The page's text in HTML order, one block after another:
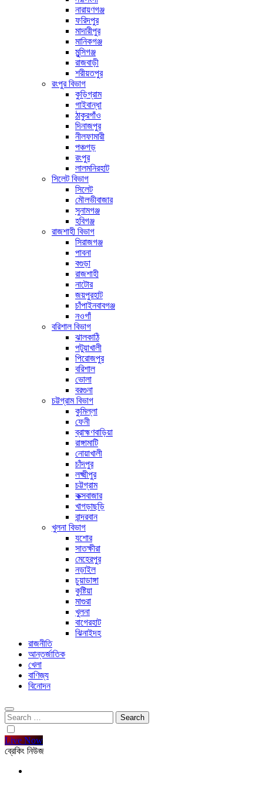
নারায়ণগঞ্জ
ফরিদপুর
মাদারীপুর
মানিকগঞ্জ
মুন্সিগঞ্জ
রাজবাড়ী
শরীয়তপুর
রংপুর বিভাগ
কুড়িগ্রাম
গাইবান্ধা
ঠাকুরগাঁও
দিনাজপুর
নীলফামারী
পঞ্চগড়
রংপুর
লালমনিরহাট
সিলেট বিভাগ
সিলেট
মৌলভীবাজার
সুনামগঞ্জ
হবিগঞ্জ
রাজশাহী বিভাগ
সিরাজগঞ্জ
পাবনা
বগুড়া
রাজশাহী
নাটোর
জয়পুরহাট
চাঁপাইনবাবগঞ্জ
নওগাঁ
বরিশাল বিভাগ
ঝালকাঠি
পটুয়াখালী
পিরোজপুর
বরিশাল
ভোলা
বরগুনা
চট্টগ্রাম বিভাগ
কুমিল্লা
ফেনী
ব্রাহ্মণবাড়িয়া
রাঙ্গামাটি
নোয়াখালী
চাঁদপুর
লক্ষ্মীপুর
চট্টগ্রাম
কক্সবাজার
খাগড়াছড়ি
বান্দরবান
খুলনা বিভাগ
যশোর
সাতক্ষীরা
মেহেরপুর
নড়াইল
চুয়াডাঙ্গা
কুষ্টিয়া
মাগুরা
খুলনা
বাগেরহাট
ঝিনাইদহ
রাজনীতি
আন্তর্জাতিক
খেলা
বাণিজ্য
বিনোদন
Search
for:
Live Now
ব্রেকিং নিউজ